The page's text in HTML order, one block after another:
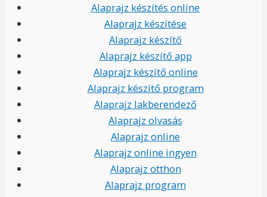
Alaprajz készítés online
Alaprajz készítése
Alaprajz készítő
Alaprajz készítő app
Alaprajz készítő online
Alaprajz készítő program
Alaprajz lakberendező
Alaprajz olvasás
Alaprajz online
Alaprajz online ingyen
Alaprajz otthon
Alaprajz program